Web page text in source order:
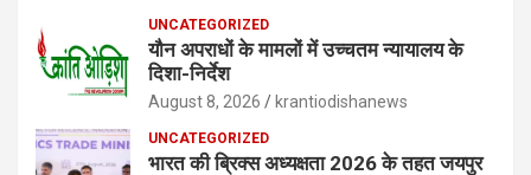
UNCATEGORIZED
यौन अपराधों के मामलों में उच्चतम न्यायालय के
दिशा-निर्देश
August 8, 2026 krantiodishanews
UNCATEGORIZED
भारत की ब्रिक्‍स अध्यक्षता 2026 के तहत जयपुर